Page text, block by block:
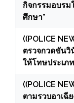
กิจกรรมอบรม
ศึกษา”
((POLICE
ตรวจกวดขันวิ
ให้โทษประเภ
((POLICE
ตามรวบอาเฉี